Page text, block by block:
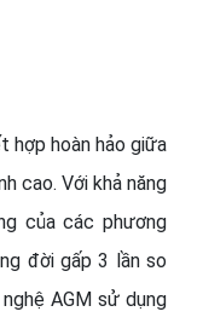
hợp hoàn hảo giữa
cao. Với khả năng
của các phương
đời gấp 3 lần so
AGM sử dụng